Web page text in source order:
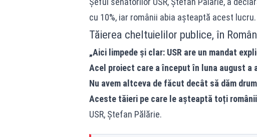
cu 10%, iar românii abia așteaptă acest lucru.
Tăierea cheltuielilor publice, în
„Aici limpede și clar: USR are un mandat
Acel proiect care a început în luna august
Nu avem altceva de făcut decât să dăm
Aceste tăieri pe care le așteaptă toți
USR, Ștefan Pălărie.